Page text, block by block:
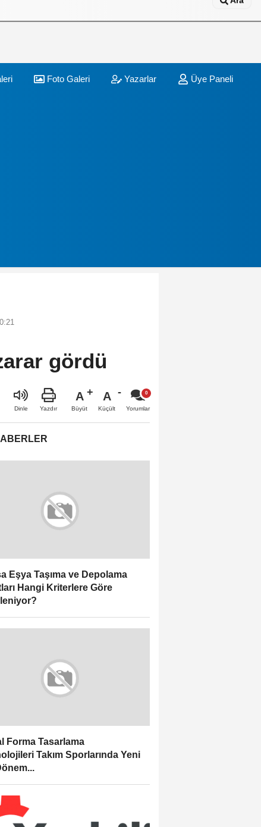
Foto Galeri Yazarlar Üye Paneli
gördü
Dinle Yazdır
A
Büyüt
A
Küçült Yorumlar
Eşya Taşıma ve Depolama
Hangi Kriterlere Göre
Forma Tasarlama
Takım Sporlarında Yeni